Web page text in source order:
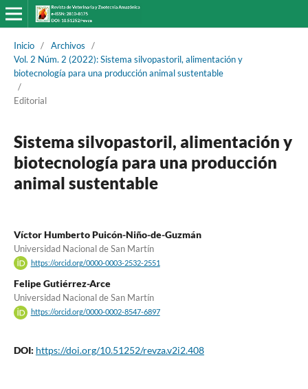
Inicio / Archivos
/
Vol. 2 Núm. 2 (2022): Sistema silvopastoril, alimentación y
biotecnología para una producción animal sustentable
/
Editorial
Sistema silvopastoril, alimentación y
biotecnología para una producción
animal sustentable
Víctor Humberto Puicón-Niño-de-Guzmán
Universidad Nacional de San Martín
https://orcid.org/0000-0003-2532-2551
Felipe Gutiérrez-Arce
Universidad Nacional de San Martín
https://orcid.org/0000-0002-8547-6897
DOI: https://doi.org/10.51252/revza.v2i2.408